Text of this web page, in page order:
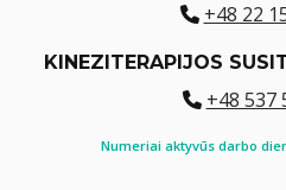
+48 22
KINEZITERAPIJOS
+48 537
Numeriai aktyvūs darbo